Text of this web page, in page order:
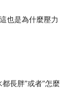
也是為什麼壓力
長胖”或者”怎麼